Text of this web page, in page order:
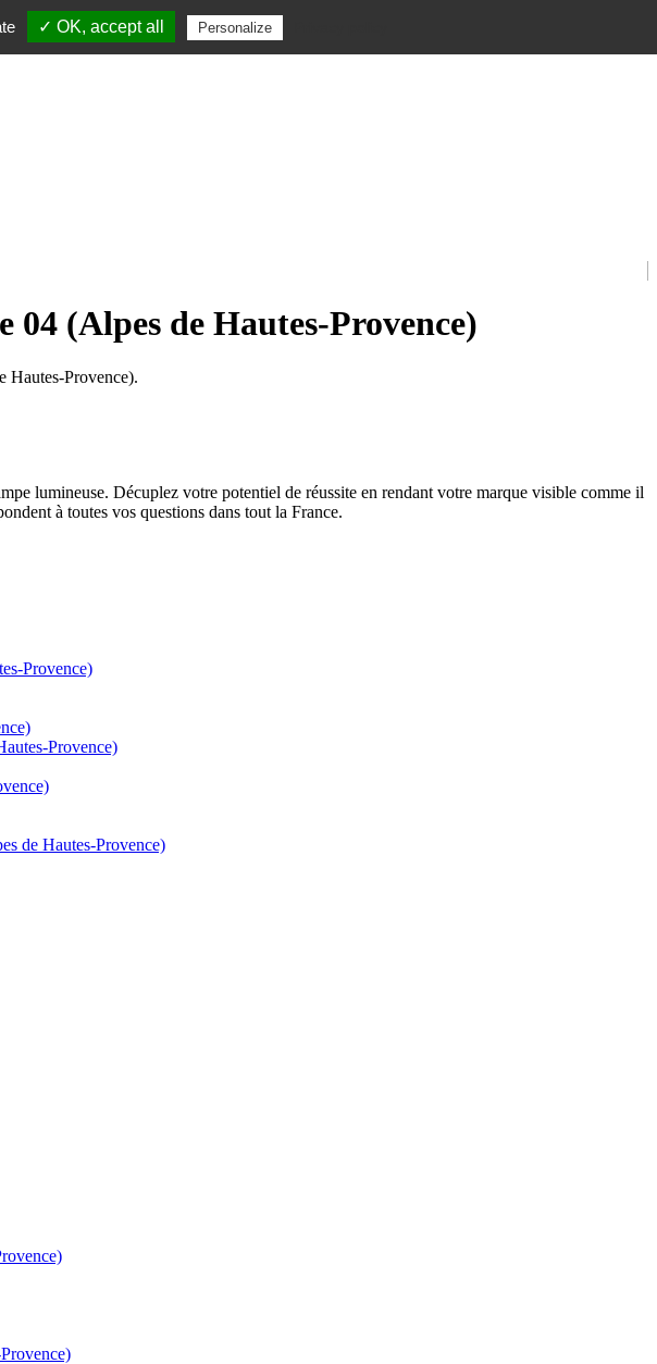
04 (Alpes de Hautes-Provence)
Hautes-Provence).
lumineuse. Décuplez votre potentiel de réussite en rendant votre marque visible comme il
à toutes vos questions dans tout la France.
Provence)
Provence)
de Hautes-Provence)
✓ OK, accept all Personalize